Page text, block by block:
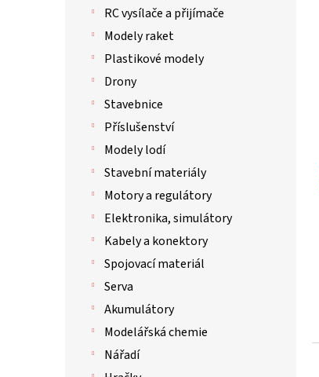
RC vysílače a přijímače
Modely raket
Plastikové modely
Drony
Stavebnice
Příslušenství
Modely lodí
Stavební materiály
Motory a regulátory
Elektronika, simulátory
Kabely a konektory
Spojovací materiál
Serva
Akumulátory
Modelářská chemie
Nářadí